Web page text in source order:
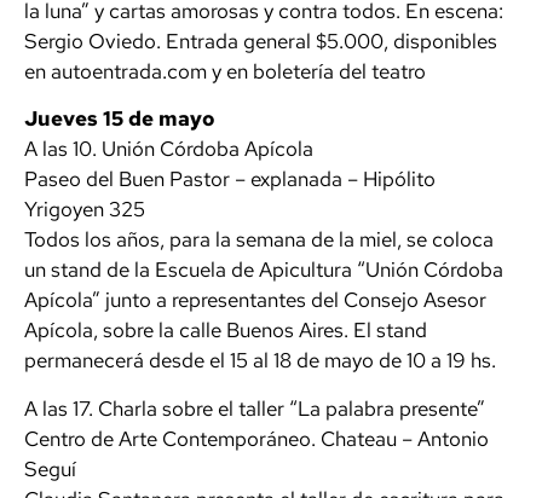
la luna” y cartas amorosas y contra todos. En escena:
Sergio Oviedo. Entrada general $5.000, disponibles
en autoentrada.com y en boletería del teatro
Jueves 15 de mayo
A las 10. Unión Córdoba Apícola
Paseo del Buen Pastor – explanada – Hipólito
Yrigoyen 325
Todos los años, para la semana de la miel, se coloca
un stand de la Escuela de Apicultura “Unión Córdoba
Apícola” junto a representantes del Consejo Asesor
Apícola, sobre la calle Buenos Aires. El stand
permanecerá desde el 15 al 18 de mayo de 10 a 19 hs.
A las 17. Charla sobre el taller “La palabra presente”
Centro de Arte Contemporáneo. Chateau – Antonio
Seguí